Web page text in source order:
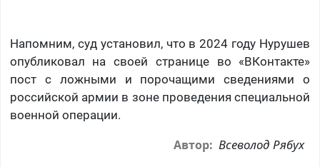
Напомним, суд установил, что в 2024 году Нурушев
опубликовал на своей странице во «ВКонтакте»
пост с ложными и порочащими сведениями о
российской армии в зоне проведения специальной
военной операции.
Автор: Всеволод Рябух